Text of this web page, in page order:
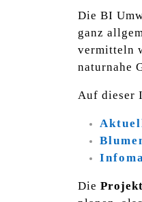
Die BI
ganz
vermitteln
naturnahe
Auf dieser
Die